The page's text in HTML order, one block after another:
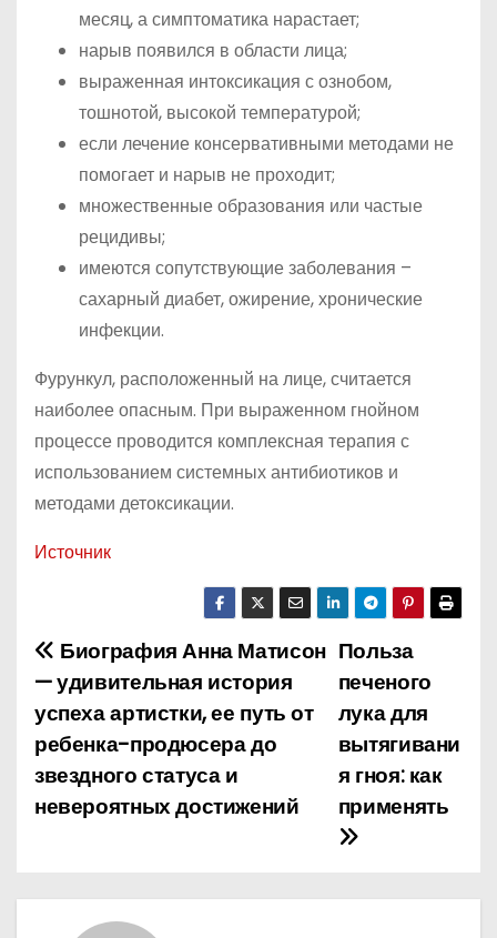
месяц, а симптоматика нарастает;
нарыв появился в области лица;
выраженная интоксикация с ознобом,
тошнотой, высокой температурой;
если лечение консервативными методами не
помогает и нарыв не проходит;
множественные образования или частые
рецидивы;
имеются сопутствующие заболевания –
сахарный диабет, ожирение, хронические
инфекции.
Фурункул, расположенный на лице, считается
наиболее опасным. При выраженном гнойном
процессе проводится комплексная терапия с
использованием системных антибиотиков и
методами детоксикации.
Источник
Н
а
в
и
а
Польза
печеного
лука для
вытягивани
я гноя: как
применять
Биография Анна Матисон
— удивительная история
успеха артистки, ее путь от
ребенка-продюсера до
звездного статуса и
невероятных достижений